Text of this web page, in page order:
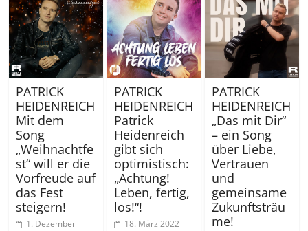
PATRICK
HEIDENREICH
Mit dem
Song
„Weihnachtfe
st“ will er die
Vorfreude auf
das Fest
steigern!
1. Dezember
PATRICK
HEIDENREICH
Patrick
Heidenreich
gibt sich
optimistisch:
„Achtung!
Leben, fertig,
los!“!
18. März 2022
PATRICK
HEIDENREICH
„Das mit Dir“
– ein Song
über Liebe,
Vertrauen
und
gemeinsame
Zukunftsträu
me!